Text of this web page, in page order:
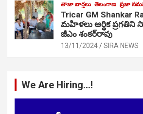
తాజా వార్తలు తెలంగాణ ప్రజా
Tricar GM Shankar
మహిళలు ఆర్థిక
జీఎం శంకర్‌రావు
13/11/2024 SIRA NEWS
We Are Hiring…!